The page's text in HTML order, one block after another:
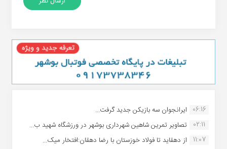
06:16 ایرانجوان سه بازیکن جدید گرفت...
02:11
تصاویر تمرین شاهین شهردارى بوشهر در ورزشگاه شهید ب...
11:07
از دهقاید تا فولاد خوزستان با رضا دهقان:افتخار میک...